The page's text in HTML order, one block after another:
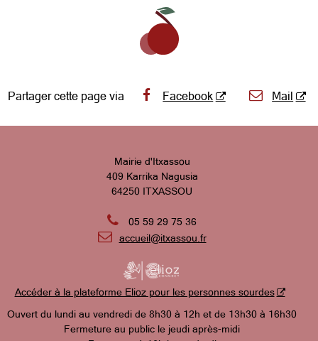
Partager cette page via Facebook Mail
Mairie d'Itxassou
409 Karrika Nagusia
64250 ITXASSOU
 05 59 29 75 36
 accueil@itxassou.fr
Accéder à la plateforme Elioz pour les personnes sourdes
Ouvert du lundi au vendredi de 8h30 à 12h et de 13h30 à 16h30
Fermeture au public le jeudi après-midi